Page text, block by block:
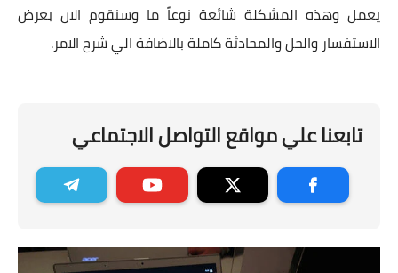
يعمل وهذه المشكلة شائعة نوعاً ما وسنقوم الان بعرض
الاستفسار والحل والمحادثة كاملة بالاضافة الي شرح الامر.
تابعنا علي مواقع التواصل الاجتماعي